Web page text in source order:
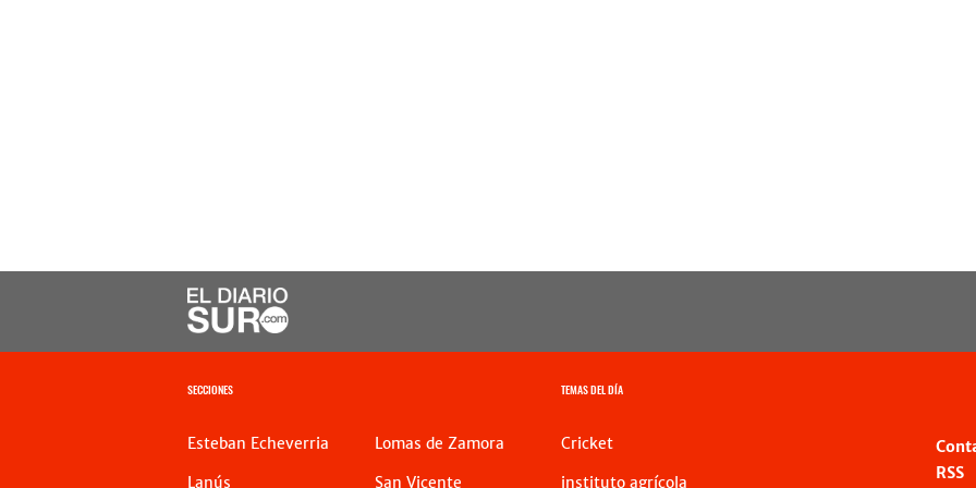
SECCIONES
Esteban Echeverria
Lanús
Lomas de Zamora
San Vicente
TEMAS DEL DÍA
Cricket
instituto agrícola
RSS